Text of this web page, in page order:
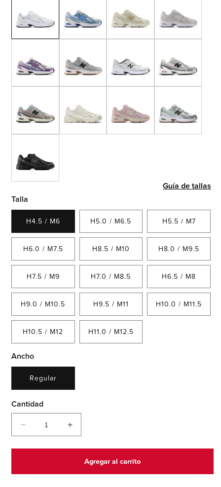
Talla
H4.5 / M6 H5.0 / M6.5 H5.5 / M7
H6.0 / M7.5 H8.5 / M10 H8.0 / M9.5
H7.5 / M9 H7.0 / M8.5 H6.5 / M8
H9.0 / M10.5 H9.5 / M11 H10.0 / M11.5
H10.5 / M12 H11.0 / M12.5
Guía de tallas
Ancho
Regular
Cantidad
Reducir
cantidad
para
Aumentar
cantidad
para
Agregar al carrito